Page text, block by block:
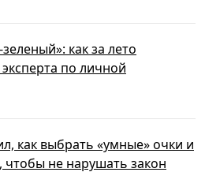
как за лето
по личной
как выбрать «умные» очки и
чтобы не нарушать закон